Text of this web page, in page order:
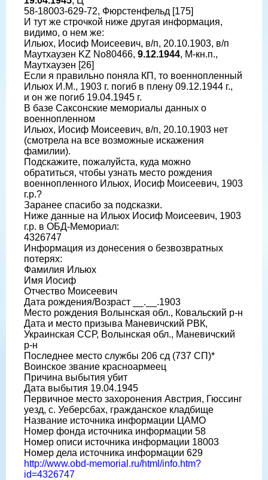
58-18003-629-72, Фюрстенфельд [175]
И тут же строчкой ниже другая информация,
видимо, о нем же:
Ильюх, Иосиф Моисеевич, в/п, 20.10.1903, в/п
Маутхаузен KZ No80466, 9.12.1944, М-кн.п.,
Маутхаузен [26]
Если я правильно поняла КП, то военнопленный
Ильюх И.М., 1903 г. погиб в плену 09.12.1944 г.,
и он же погиб 19.04.1945 г.
В базе Саксонские мемориалы данных о
военнопленном
Ильюх, Иосиф Моисеевич, в/п, 20.10.1903 нет
(смотрела на все возможные искажения
фамилии).
Подскажите, пожалуйста, куда можно
обратиться, чтобы узнать место рождения
военнопленного Ильюх, Иосиф Моисеевич, 1903
г.р.?
Заранее спасибо за подсказки.
Ниже данные на Ильюх Иосиф Моисеевич, 1903
г.р. в ОБД-Мемориал:
4326747
Информация из донесения о безвозвратных
потерях:
Фамилия Ильюх
Имя Иосиф
Отчество Моисеевич
Дата рождения/Возраст __.__.1903
Место рождения Волынская обл., Ковальский р-н
Дата и место призыва Маневичский РВК,
Украинская ССР, Волынская обл., Маневичский
р-н
Последнее место службы 206 сд (737 СП)*
Воинское звание красноармеец
Причина выбытия убит
Дата выбытия 19.04.1945
Первичное место захоронения Австрия, Гюссинг
уезд, с. Уеберсбах, гражданское кладбище
Название источника информации ЦАМО
Номер фонда источника информации 58
Номер описи источника информации 18003
Номер дела источника информации 629
http://www.obd-memorial.ru/html/info.htm?
id=4326747